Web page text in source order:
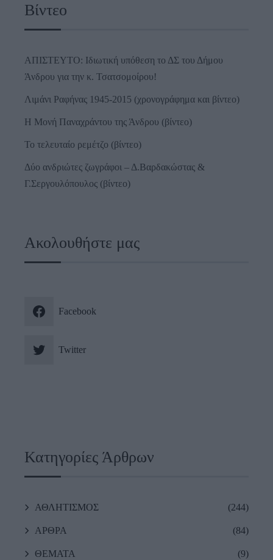
Βίντεο
ΑΠΙΣΤΕΥΤΟ: Ιδιωτική υπόθεση το ΔΣ του Δήμου
Άνδρου για την κ. Τσατσομοίρου!
Λιμάνι Ραφήνας 1945-2015 (χρονογράφημα και βίντεο)
Η Μονή Παναχράντου της Άνδρου (βίντεο)
Το τελευταίο ρεμέτζο (βίντεο)
Δύο ανδριώτες ζωγράφοι – Δ.Βαρδακώστας &
Γ.Σεργουλόπουλος (βίντεο)
Ακολουθήστε μας
Facebook
Twitter
Κατηγορίες Άρθρων
ΑΘΛΗΤΙΣΜΟΣ (244)
ΑΡΘΡΑ (84)
ΘΕΜΑΤΑ (9)